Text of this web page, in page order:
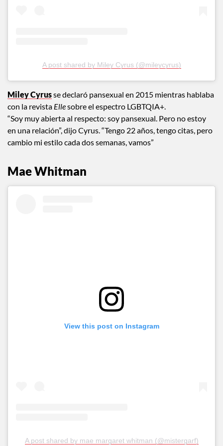
A post shared by Miley Cyrus (@mileycyrus)
Miley Cyrusse declaró pansexual en 2015 mientras hablaba
con la revista Ellesobre el espectro LGBTQIA+.
“Soy muy abierta al respecto: soy pansexual. Pero no estoy
en una relación”, dijo Cyrus. “Tengo 22 años, tengo citas, pero
cambio mi estilo cada dos semanas, vamos”
Mae Whitman
View this post on Instagram
A post shared by mae margaret whitman (@mistergarf)